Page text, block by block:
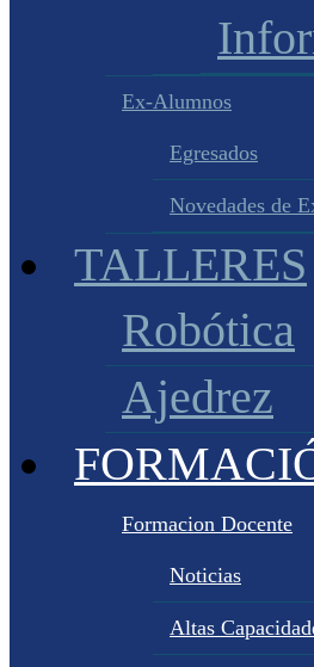
Ex-Alumnos
Egresados
Novedades de
TALLERES
Robótica
Ajedrez
Formacion Docente
Noticias
Altas